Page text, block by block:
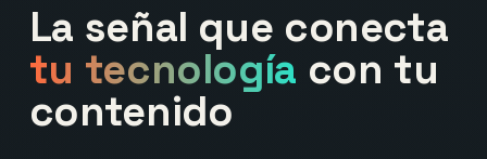
La señal que conecta
tu tecnología con tu
contenido